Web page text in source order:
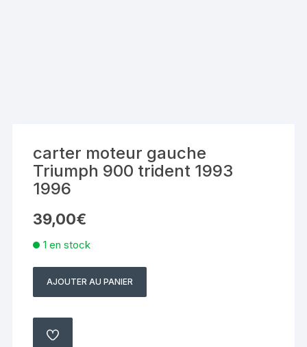
carter moteur gauche
Triumph 900 trident 1993
1996
39,00€
1 en stock
quantité
carter
moteur
AJOUTER AU PANIER
AJOUTER